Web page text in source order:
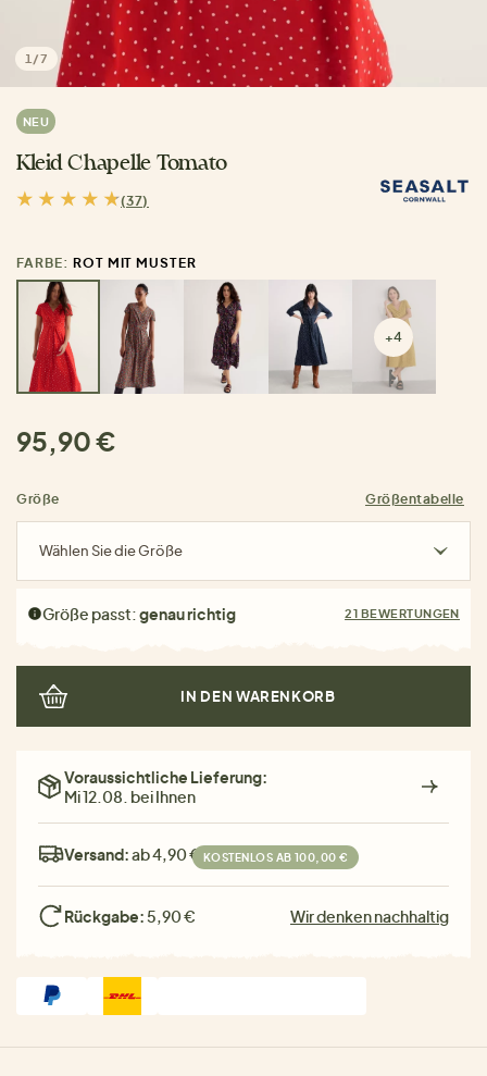
1 /7
NEU
Kleid Chapelle Tomato
(37)
FARBE: ROT MIT MUSTER
+4
95,90 €
Größe Größentabelle
Wählen Sie die Größe
Größe passt:genau richtig 21 BEWERTUNGEN
IN DEN WARENKORB
Voraussichtliche Lieferung:
Mi 12.08. bei Ihnen
Versand:ab 4,90 € KOSTENLOS AB 100,00 €
Rückgabe: 5,90 € Wir denken nachhaltig